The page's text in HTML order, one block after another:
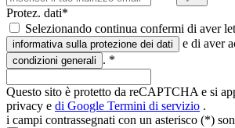
Protez. dati*
Selezionando continua confermi di aver
informativa sulla protezione dei dati e di aver
condizioni generali . *
Questo sito è protetto da reCAPTCHA e si
privacy e di Google Termini di servizio .
i campi contrassegnati con un asterisco (*)